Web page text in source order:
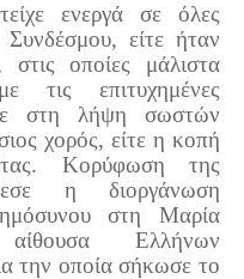
ενεργά σε όλες
είτε ήταν
στις οποίες μάλιστα
τις επιτυχημένες
στη λήψη σωστών
χορός, είτε η κοπή
Κορύφωση της
η διοργάνωση
στη Μαρία
Ελλήνων
την οποία σήκωσε το